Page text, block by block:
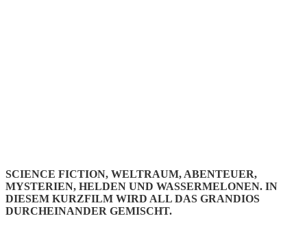
SCIENCE FICTION, WELTRAUM, ABENTEUER,
MYSTERIEN, HELDEN UND WASSERMELONEN. IN
DIESEM KURZFILM WIRD ALL DAS GRANDIOS
DURCHEINANDER GEMISCHT.